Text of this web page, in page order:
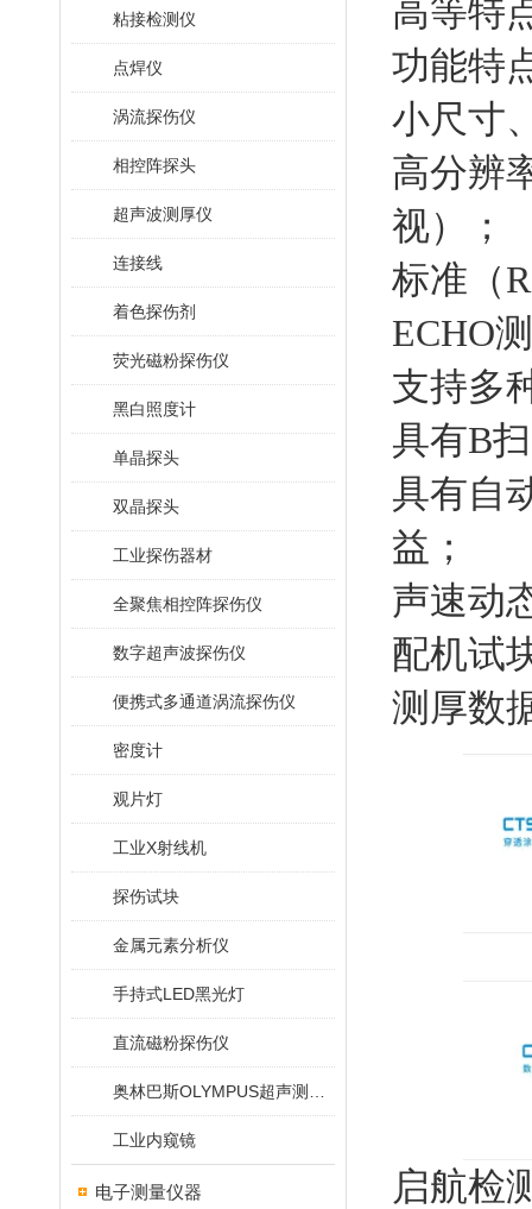
粘接检测仪
点焊仪
涡流探伤仪
相控阵探头
超声波测厚仪
连接线
着色探伤剂
荧光磁粉探伤仪
黑白照度计
单晶探头
双晶探头
工业探伤器材
全聚焦相控阵探伤仪
数字超声波探伤仪
便携式多通道涡流探伤仪
密度计
观片灯
工业X射线机
探伤试块
金属元素分析仪
手持式LED黑光灯
直流磁粉探伤仪
工业内窥镜
电子测量仪器
高等特
功能特
小尺寸
高分辨
视）；
标准（
ECHO
支持多
具有B
具有自
益；
声速动
配机试
测厚数
启航检